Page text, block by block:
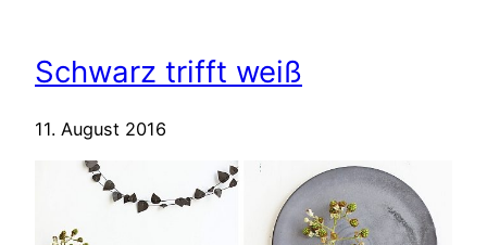
Schwarz trifft weiß
11. August 2016